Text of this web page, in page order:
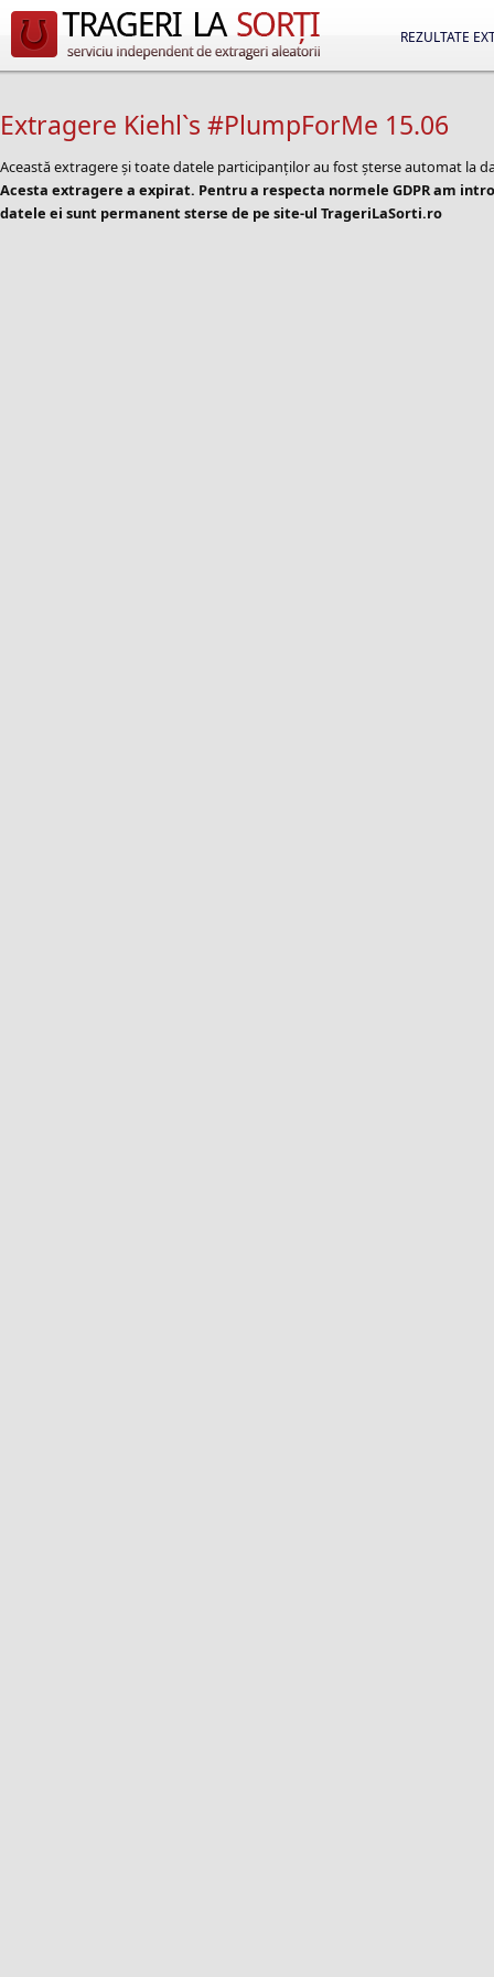
REZULTATE
Extragere Kiehl`s #PlumpForMe 15.06
Această extragere și toate datele participanților au fost șterse automat la
Acesta extragere a expirat. Pentru a respecta normele GDPR am
datele ei sunt permanent sterse de pe site-ul TrageriLaSorti.ro